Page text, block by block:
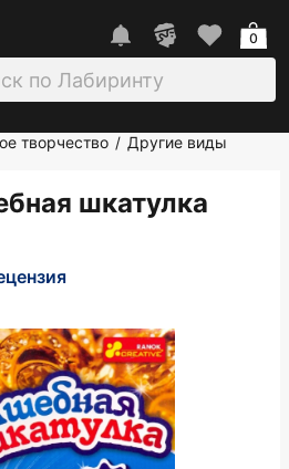
0
творчество / Другие виды
шкатулка